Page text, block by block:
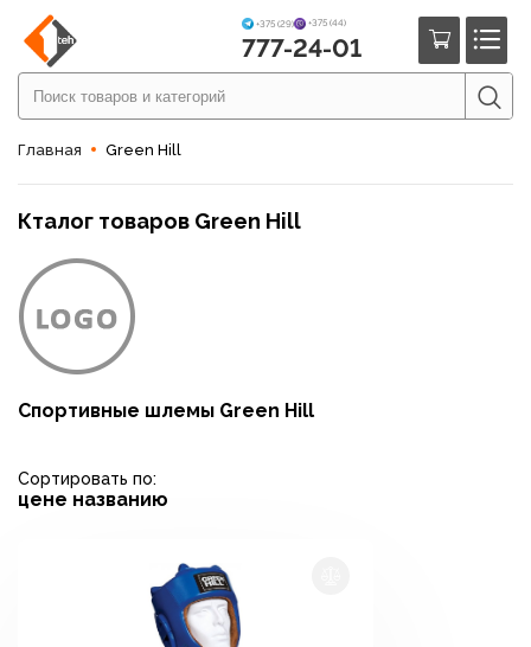
+375 (29) +375 (44)
777-24-01
Главная Green Hill
Кталог товаров Green Hill
Спортивные шлемы Green Hill
Сортировать по:
цене названию